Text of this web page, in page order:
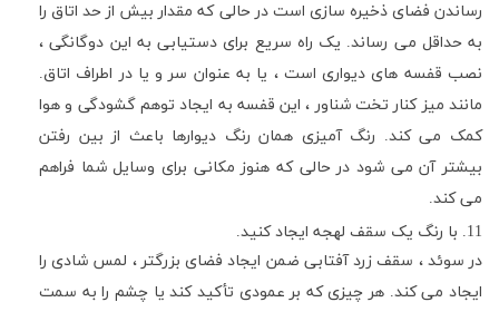
رساندن فضای ذخیره سازی است در حالی که مقدار بیش از حد اتاق را
به حداقل می رساند. یک راه سریع برای دستیابی به این دوگانگی ،
نصب قفسه های دیواری است ، یا به عنوان سر و یا در اطراف اتاق.
مانند میز کنار تخت شناور ، این قفسه به ایجاد توهم گشودگی و هوا
کمک می کند. رنگ آمیزی همان رنگ دیوارها باعث از بین رفتن
بیشتر آن می شود در حالی که هنوز مکانی برای وسایل شما فراهم
می کند.
11. با رنگ یک سقف لهجه ایجاد کنید.
در سوئد ، سقف زرد آفتابی ضمن ایجاد فضای بزرگتر ، لمس شادی را
ایجاد می کند. هر چیزی که بر عمودی تأکید کند یا چشم را به سمت